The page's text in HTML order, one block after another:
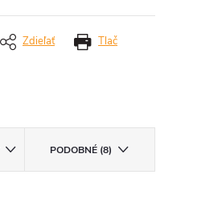
Tlač
Zdieľať
PODOBNÉ (8)